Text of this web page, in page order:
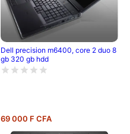
Dell precision m6400, core 2 duo 8
gb 320 gb hdd
69 000 F CFA